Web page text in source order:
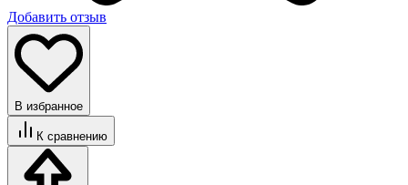
Добавить отзыв
В избранное
К сравнению